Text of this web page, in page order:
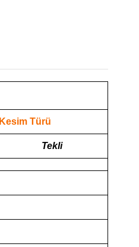
Kesim Türü
Tekli